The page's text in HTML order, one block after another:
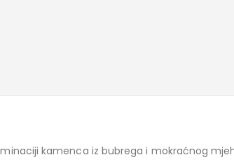
kamenca iz bubrega i mokraćnog